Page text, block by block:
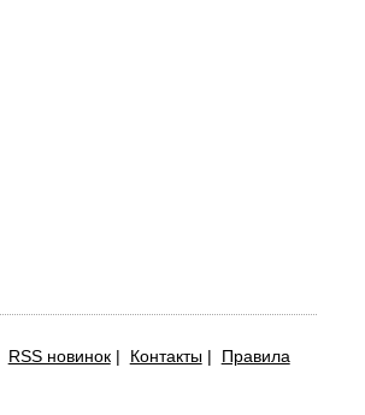
RSS новинок| Контакты| Правила